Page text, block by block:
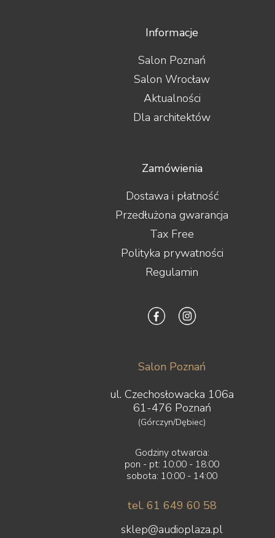
Informacje
Salon Poznań
Salon Wrocław
Aktualności
Dla architektów
Zamówienia
Dostawa i płatność
Przedłużona gwarancja
Tax Free
Polityka prywatności
Regulamin
Salon Poznań
ul. Czechosłowacka 106a
61-476 Poznań
(Górczyn/Dębiec)
Godziny otwarcia:
pon - pt: 10:00 - 18:00
sobota: 10:00 - 14:00
tel. 61 649 60 58
sklep@audioplaza.pl